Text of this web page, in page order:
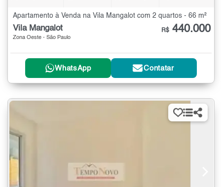
Apartamento à Venda na Vila Mangalot com 2 quartos - 66 m²
Vila Mangalot
Zona Oeste - São Paulo
R$ 440.000
WhatsApp Contatar